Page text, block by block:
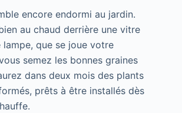
encore endormi au jardin.
au chaud derrière une vitre
que se joue votre
semez les bonnes graines
dans deux mois des plants
prêts à être installés dès